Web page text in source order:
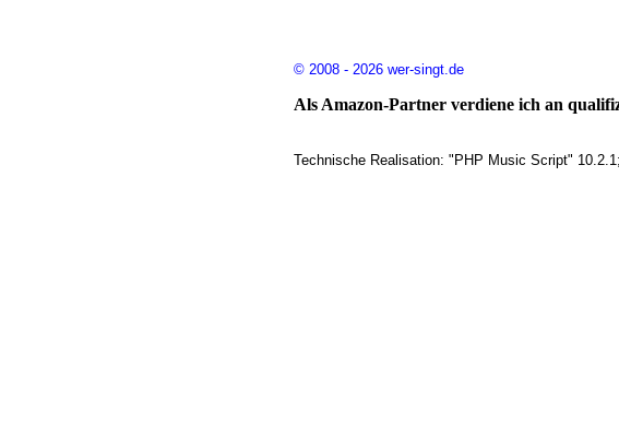
© 2008 - 2026 wer-singt.de
Als Amazon-Partner verdiene ich an
Technische Realisation: "PHP Music Script"